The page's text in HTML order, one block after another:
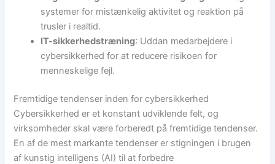
systemer for mistænkelig aktivitet og reaktion på
trusler i realtid.
IT-sikkerhedstræning: Uddan medarbejdere i
cybersikkerhed for at reducere risikoen for
menneskelige fejl.
Fremtidige tendenser inden for cybersikkerhed
Cybersikkerhed er et konstant udviklende felt, og
virksomheder skal være forberedt på fremtidige tendenser.
En af de mest markante tendenser er stigningen i brugen
af kunstig intelligens (AI) til at forbedre